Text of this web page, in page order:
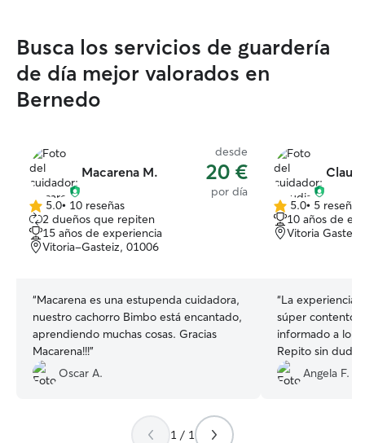
Busca los servicios de guardería
de día mejor valorados en
Bernedo
Macarena M.
desde
20 €
por día
5.0
de
5
estrellas
5.0• 10 reseñas
2 dueños que repiten
15 años de experiencia
Vitoria-Gasteiz, 01006
“Macarena es una estupenda cuidadora,
nuestro cachorro Bimbo está encantado,
aprendiendo muchas cosas. Gracias
Macarena!!!”
Oscar A.
5.0
de
5
5.0• 5 reseñas
10 años de
Vitoria
“La experiencia
súper contento
informado a lo
Repito sin duda
Angela F.
1 / 1